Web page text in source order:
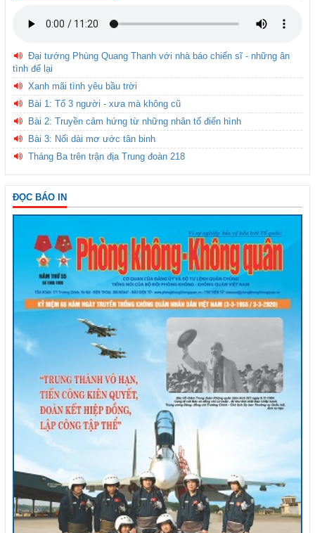
Đại tướng Phùng Quang Thanh với nhà báo chiến sĩ - những ân
tình để lại
Xanh mãi tình yêu bầu trời
Bài 1: Tổ 3 người - xưa mà không cũ
Bài 2: Truyền cảm hứng từ những nhân tố điển hình
Bài 3: Nối dài mơ ước tân binh
Tháng Ba trên trận địa Trung đoàn 218
ĐỌC BÁO IN